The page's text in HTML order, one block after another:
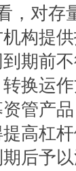
对存
构提
期前
换运
管产
高杠
后予